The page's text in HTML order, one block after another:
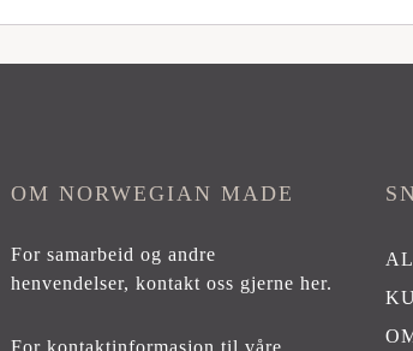
OM NORWEGIAN MADE
For samarbeid og andre
henvendelser,kontakt oss gjerne her.
For kontaktinformasjon til våre